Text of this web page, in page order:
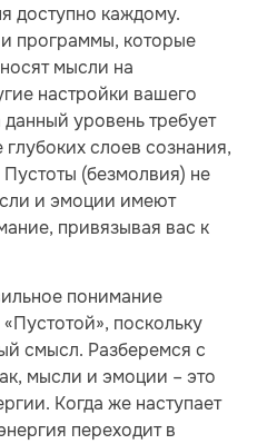
доступно каждому.
программы, которые
мысли на
настройки вашего
уровень требует
слоев сознания,
(безмолвия) не
и эмоции имеют
привязывая вас к
понимание
поскольку
смысл. Разберемся с
мысли и эмоции – это
Когда же наступает
переходит в